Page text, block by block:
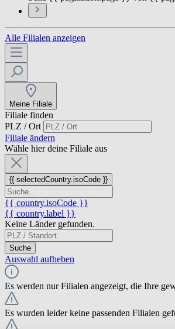
Alle Filialen anzeigen
Meine Filiale
Filiale finden
PLZ / Ort
Filiale ändern
Wähle hier deine Filiale aus
{{ selectedCountry.isoCode }}
{{ country.isoCode }}
{{ country.label }}
Keine Länder gefunden.
Suche
Auswahl aufheben
Es werden nur Filialen angezeigt, die Ihre
Es wurden leider keine passenden Filialen